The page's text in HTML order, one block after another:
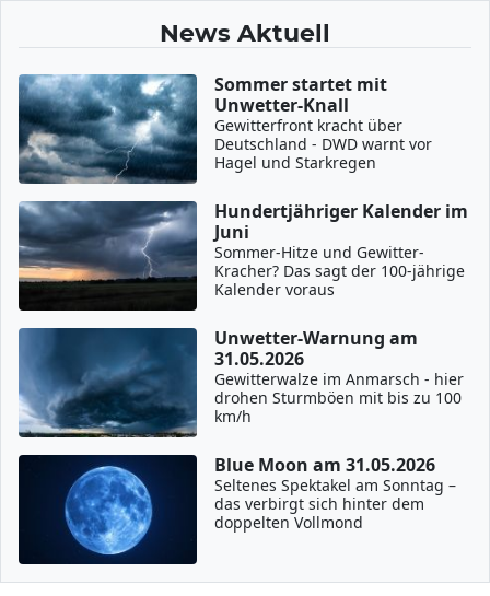
News Aktuell
Sommer startet mit
Unwetter-Knall
Gewitterfront kracht über
Deutschland - DWD warnt vor
Hagel und Starkregen
Hundertjähriger Kalender im
Juni
Sommer-Hitze und Gewitter-
Kracher? Das sagt der 100-jährige
Kalender voraus
Unwetter-Warnung am
31.05.2026
Gewitterwalze im Anmarsch - hier
drohen Sturmböen mit bis zu 100
km/h
Blue Moon am 31.05.2026
Seltenes Spektakel am Sonntag –
das verbirgt sich hinter dem
doppelten Vollmond